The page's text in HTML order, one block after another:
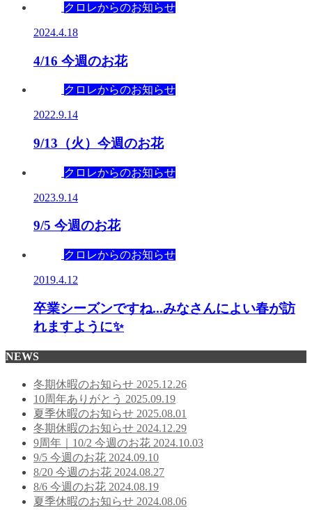
クロレからのお知らせ
2024.4.18
4/16 今週のお花
クロレからのお知らせ
2022.9.14
9/13（火）今週のお花
クロレからのお知らせ
2023.9.14
9/5 今週のお花
クロレからのお知らせ
2019.4.12
卒業シーズンですね...みなさんによい春が訪
れますように✨
NEWS
冬期休暇のお知らせ 2025.12.26
10周年ありがとう 2025.09.19
夏季休暇のお知らせ 2025.08.01
冬期休暇のお知らせ 2024.12.29
9周年｜10/2 今週のお花 2024.10.03
9/5 今週のお花 2024.09.10
8/20 今週のお花 2024.08.27
8/6 今週のお花 2024.08.19
夏季休暇のお知らせ 2024.08.06